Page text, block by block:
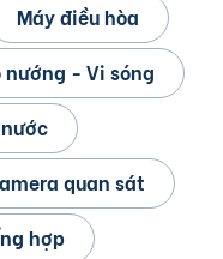
Máy điều hòa
nướng - Vi sóng
quan sát
hợp